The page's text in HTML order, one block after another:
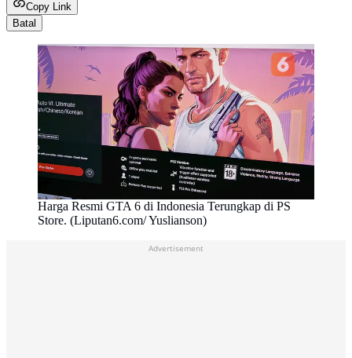
Copy Link
Batal
Harga Resmi GTA 6 di Indonesia Terungkap di PS
Store. (Liputan6.com/ Yuslianson)
Advertisement